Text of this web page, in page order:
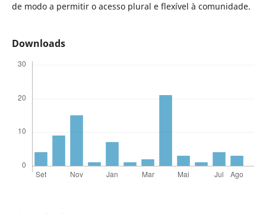
de modo a permitir o acesso plural e flexível à comunidade.
Downloads